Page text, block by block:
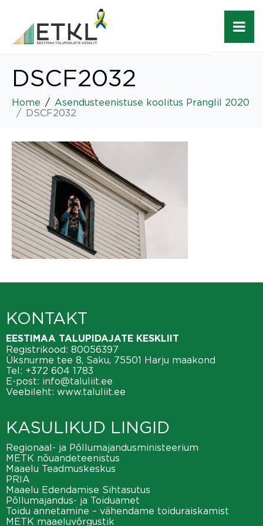
DSCF2032
Home
Asendusteenistuse koolitus Pranglil 2020
DSCF2032
KONTAKT
EESTIMAA TALUPIDAJATE KESKLIIT
Registrikood: 80056397
Üksnurme tee 8, Saku, 75501 Harju maakond
Tel: +372 604 1783
E-post: info@taluliit.ee
Veebileht: www.taluliit.ee
KASULIKUD LINGID
Regionaal- ja Põllumajandusministeerium
METK nõuandeteenistus
Maaelu Teadmuskeskus
PRIA
Maaelu Edendamise Sihtasutus
Põllumajandus- ja Toiduamet
Toidu annetamine – vähendame toiduraiskamist
METK maaeluvõrgustik